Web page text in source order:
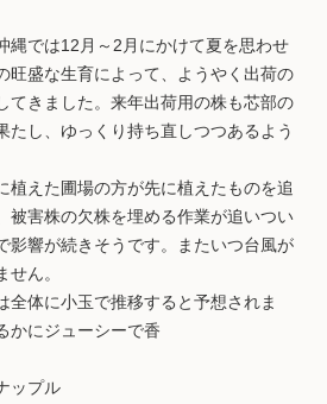
では12月～2月にかけて夏を思わせ
旺盛な生育によって、ようやく出荷の
てきました。来年出荷用の株も芯部の
たし、ゆっくり持ち直しつつあるよう
えた圃場の方が先に植えたものを追
被害株の欠株を埋める作業が追いつい
影響が続きそうです。またいつ台風が
ん。
体に小玉で推移すると予想されま
かにジューシーで香
ップル